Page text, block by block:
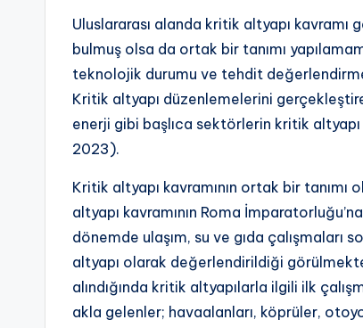
Uluslararası alanda kritik altyapı kavramı
bulmuş olsa da ortak bir tanımı
teknolojik durumu ve tehdit
Kritik altyapı düzenlemelerini
enerji gibi başlıca sektörlerin kritik
2023).
Kritik altyapı kavramının ortak bir
altyapı kavramının Roma
dönemde ulaşım, su ve gıda çalışmaları
altyapı olarak değerlendirildiği
alındığında kritik altyapılarla ilgili ilk
akla gelenler; havaalanları, köprüler,